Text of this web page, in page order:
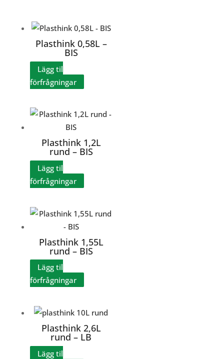
Plasthink 0,58L –
BIS
Lägg til
förfrågningar
Plasthink 1,2L
rund – BIS
Lägg til
förfrågningar
Plasthink 1,55L
rund – BIS
Lägg til
förfrågningar
Plasthink 2,6L
rund – LB
Lägg til